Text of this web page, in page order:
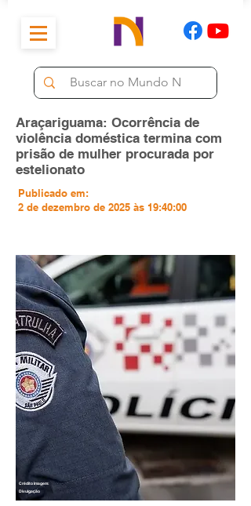
Araçariguama: Ocorrência de
violência doméstica termina com
prisão de mulher procurada por
estelionato
Publicado em:
2 de dezembro de 2025 às 19:40:00
Divulgação
Crédito Imagem: